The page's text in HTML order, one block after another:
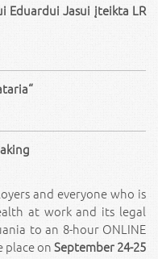
Eduardui Jasui įteikta LR
and everyone who is
at work and its legal
to an 8-hour ONLINE
place onSeptember 24-25